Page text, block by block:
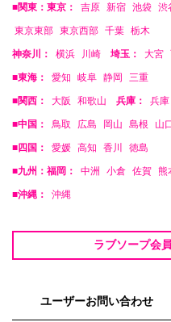
■関東：東京： 吉原 新宿 池袋 渋
東京東部 東京西部 千葉 栃木
神奈川： 横浜 川崎 埼玉： 大宮
■東海： 愛知 岐阜 静岡 三重
■関西： 大阪 和歌山 兵庫： 兵庫
■中国： 鳥取 広島 岡山 島根 山
■四国： 愛媛 高知 香川 徳島
■九州：福岡： 中洲 小倉 佐賀 熊
■沖縄： 沖縄
ラブソープ会
ユーザーお問い合わせ